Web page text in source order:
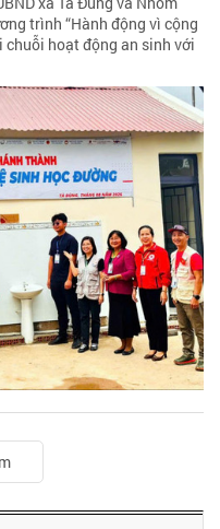
trình “Hành động vì cộng
chuỗi hoạt động an sinh với